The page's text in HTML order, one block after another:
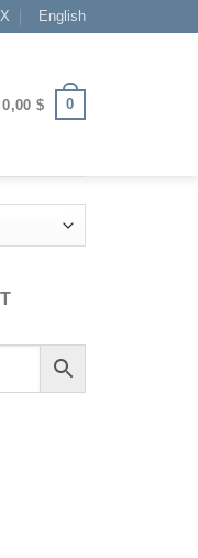
English
0,00 $ 0